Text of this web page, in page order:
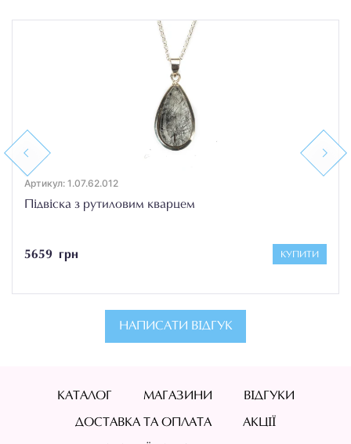
Previous
Артикул: 1.07.62.012
Підвіска з рутиловим кварцем
5659 грн КУПИТИ
Next
НАПИСАТИ ВІДГУК
КАТАЛОГ МАГАЗИНИ ВІДГУКИ
ДОСТАВКА ТА ОПЛАТА АКЦІЇ